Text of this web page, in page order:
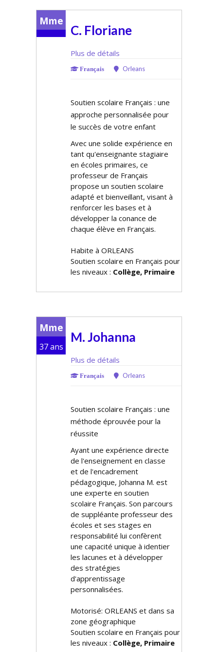
Mme
C. Floriane
Plus de détails
Français Orleans
Soutien scolaire Français : une
approche personnalisée pour
le succès de votre enfant
Avec une solide expérience en
tant qu'enseignante stagiaire
en écoles primaires, ce
professeur de Français
propose un soutien scolaire
adapté et bienveillant, visant à
renforcer les bases et à
développer la confiance de
chaque élève en Français.
Habite à ORLEANS
Soutien scolaire en Français pour
les niveaux : Collège, Primaire
Mme
37 ans
M. Johanna
Plus de détails
Français Orleans
Soutien scolaire Français : une
méthode éprouvée pour la
réussite
Ayant une expérience directe
de l'enseignement en classe
et de l'encadrement
pédagogique, Johanna M. est
une experte en soutien
scolaire Français. Son parcours
de suppléante professeur des
écoles et ses stages en
responsabilité lui confèrent
une capacité unique à identifier
les lacunes et à développer
des stratégies
d'apprentissage
personnalisées.
Motorisé: ORLEANS et dans sa
zone géographique
Soutien scolaire en Français pour
les niveaux : Collège, Primaire